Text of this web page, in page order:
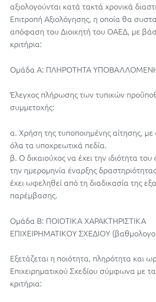
αξιολογούνται κατά τακτά χρονικά
Επιτροπή Αξιολόγησης, η οποία θα
απόφαση τoυ Διοικητή του ΟΑΕΔ, με
κριτήρια:
Ομάδα Α: ΠΛΗΡΟΤΗΤΑ
Έλεγχος πλήρωσης των τυπικών
συμμετοχής:
α. Χρήση της τυποποιημένης αίτησης,
όλα τα υποχρεωτικά πεδία.
β. Ο δικαιούχος να έχει την ιδιότητα
την ημερομηνία έναρξης
έχει ωφεληθεί από τη διαδικασία της
παρέμβασης.
Ομάδα Β: ΠΟΙΟΤΙΚΑ ΧΑΡΑΚΤΗΡΙΣΤΙΚΑ
ΕΠΙΧΕΙΡΗΜΑΤΙΚΟΥ ΣΧΕΔΙΟΥ
Εξετάζεται η ποιότητα, πληρότητα και
Επιχειρηματικού Σχεδίου σύμφωνα με
κριτήρια: